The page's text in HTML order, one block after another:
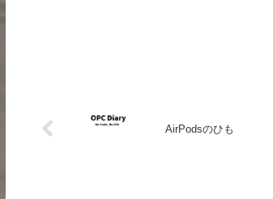
AirPodsのひも